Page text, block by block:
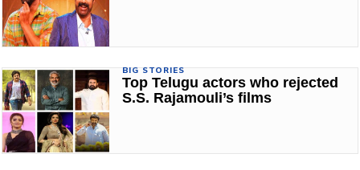
BIG STORIES
Top Telugu actors who rejected
S.S. Rajamouli’s films